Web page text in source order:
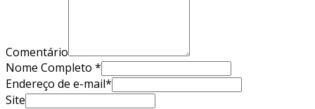
Comentário
Nome Completo *
Endereço de e-mail*
Site